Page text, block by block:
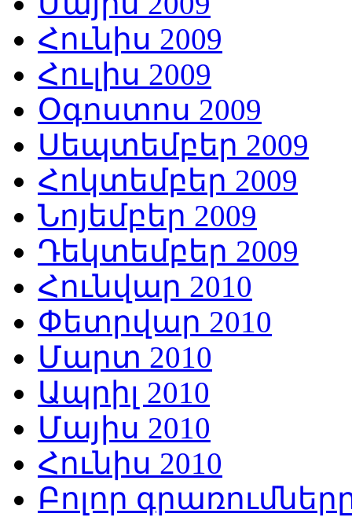
Հունիս 2009
Հուլիս 2009
Օգոստոս 2009
Սեպտեմբեր 2009
Հոկտեմբեր 2009
Նոյեմբեր 2009
Դեկտեմբեր 2009
Հունվար 2010
Փետրվար 2010
Մարտ 2010
Ապրիլ 2010
Մայիս 2010
Հունիս 2010
Բոլոր